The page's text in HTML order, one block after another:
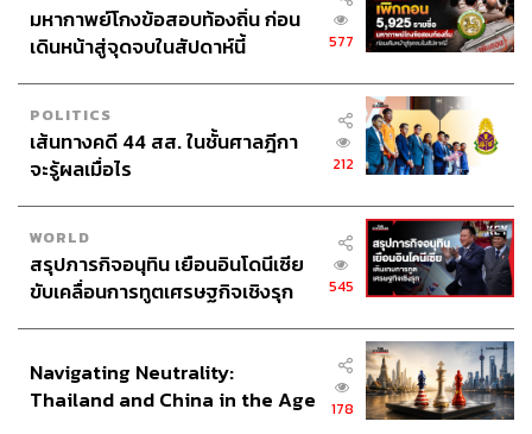
มหากาพย์โกงข้อสอบท้องถิ่น ก่อน
เดินหน้าสู่จุดจบในสัปดาห์นี้
577
POLITICS
เส้นทางคดี 44 สส. ในชั้นศาลฎีกา
จะรู้ผลเมื่อไร
212
WORLD
สรุปภารกิจอนุทิน เยือนอินโดนีเซีย
ขับเคลื่อนการทูตเศรษฐกิจเชิงรุก
545
Navigating Neutrality:
Thailand and China in the Age
178